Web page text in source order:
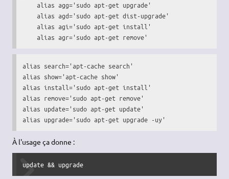
    alias agg='sudo apt-get upgrade'
    alias agd='sudo apt-get dist-upgrade'
    alias agi='sudo apt-get install'
    alias agr='sudo apt-get remove'
alias search='apt-cache search'
alias show='apt-cache show'
alias install='sudo apt-get install'
alias remove='sudo apt-get remove'
alias update='sudo apt-get update'
alias upgrade='sudo apt-get upgrade -uy'
À l'usage ça donne :
update && upgrade